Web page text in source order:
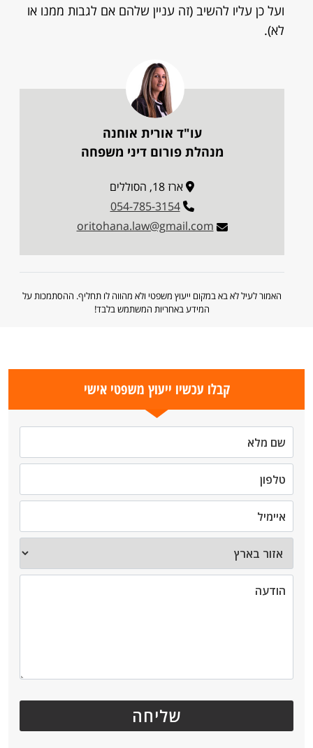
ועל כן עליו להשיב (זה עניין שלהם אם לגבות ממנו או
לא).
עו"ד אורית אוחנה
מנהלת פורום דיני משפחה
ארז 18, הסוללים
054-785-3154
oritohana.law@gmail.com
האמור לעיל לא בא במקום ייעוץ משפטי ולא מהווה לו תחליף. ההסתמכות על
המידע באחריות המשתמש בלבד!
קבלו עכשיו ייעוץ משפטי אישי